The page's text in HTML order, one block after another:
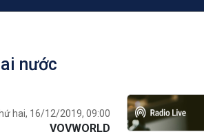
nước
hai, 16/12/2019, 09:00
VOVWORLD